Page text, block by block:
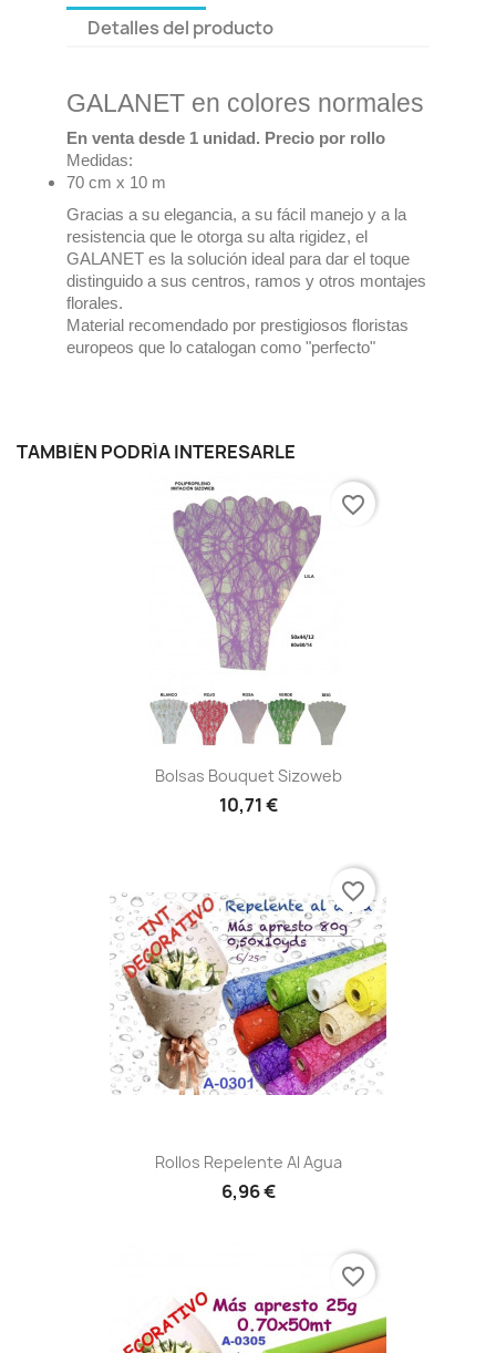
Detalles del producto
GALANET en colores normales
En venta desde 1 unidad. Precio por rollo
Medidas:
70 cm x 10 m
Gracias a su elegancia, a su fácil manejo y a la
resistencia que le otorga su alta rigidez, el
GALANET es la solución ideal para dar el toque
distinguido a sus centros, ramos y otros montajes
florales.
Material recomendado por prestigiosos floristas
europeos que lo catalogan como "perfecto"
TAMBIÉN PODRÍA INTERESARLE
Bolsas Bouquet Sizoweb
10,71 €
favorite_border
Rollos Repelente Al Agua
6,96 €
favorite_border
favorite_border